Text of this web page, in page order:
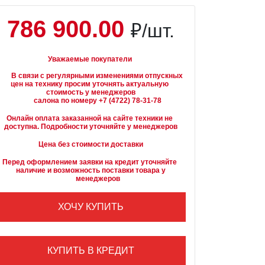
786 900.00 ₽/шт.
Уважаемые покупатели
цен на технику просим уточнять актуальную
стоимость у менеджеров
Онлайн оплата заказанной на сайте техники не
доступна. Подробности уточняйте у менеджеров
Цена без стоимости доставки
Перед оформлением заявки на кредит уточняйте
наличие и возможность поставки товара у
        менеджеров
ХОЧУ КУПИТЬ
КУПИТЬ В КРЕДИТ